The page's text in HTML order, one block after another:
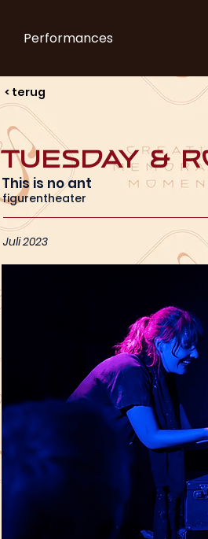
Performances
< terug
figurentheater
Tuesday &
This is no ant
Juli 2023